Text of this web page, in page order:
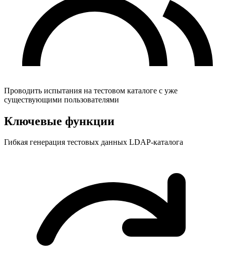
Проводить испытания на тестовом каталоге с уже
существующими пользователями
Ключевые функции
Гибкая генерация тестовых данных LDAP-каталога